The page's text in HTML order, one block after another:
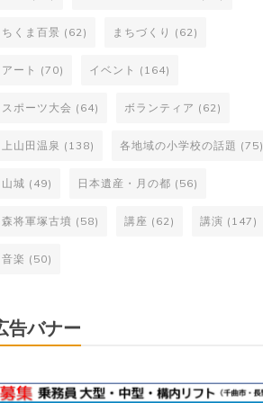
ちくま百景 (62) まちづくり (62)
アート (70) イベント (164)
スポーツ大会 (64) ボランティア (62)
上山田温泉 (138) 各地域の小学校の話題 (75)
山城 (49) 日本遺産・月の都 (56)
森将軍塚古墳 (58) 講座 (62) 講演 (147)
音楽 (50)
告バナー